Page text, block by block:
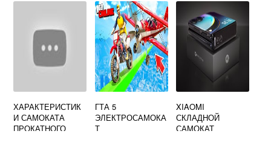
ХАРАКТЕРИСТИК
И САМОКАТА
ПРОКАТНОГО
ГТА 5
ЭЛЕКТРОСАМОКА
Т
XIAOMI
СКЛАДНОЙ
САМОКАТ